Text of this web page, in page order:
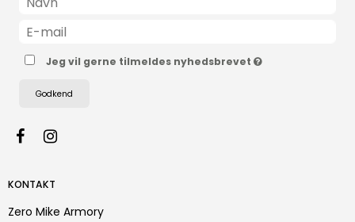
Jeg vil gerne tilmeldes nyhedsbrevet
Godkend
KONTAKT
Zero Mike Armory